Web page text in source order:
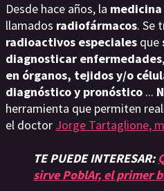
Desde hace años, la
llamados radiofármacos. Se
radioactivos especiales que
diagnosticar enfermedades,
en órganos, tejidos y/o
diagnóstico y pronóstico ...
herramienta que permiten
el doctor Jorge Tartaglione,
TE PUEDE INTERESAR:
sirve PoblAr, el primer